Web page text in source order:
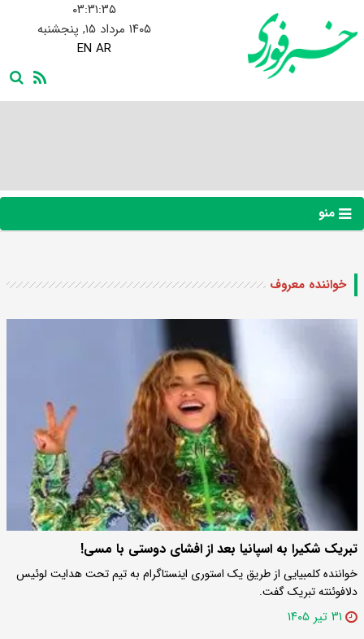
۰۳:۳۱:۳۶
۱۴۰۵ مرداد ۱۵, پنجشنبه
EN AR
منو
خواننده معروف
تبریک شکیرا به اسپانیا بعد از افشای دوستی با مسی!
خواننده کلمبیایی از طریق یک استوری اینستاگرام به تیم تحت هدایت لوئیس
دلافوئنته تبریک گفت.
۳۱ تیر ۱۴۰۵